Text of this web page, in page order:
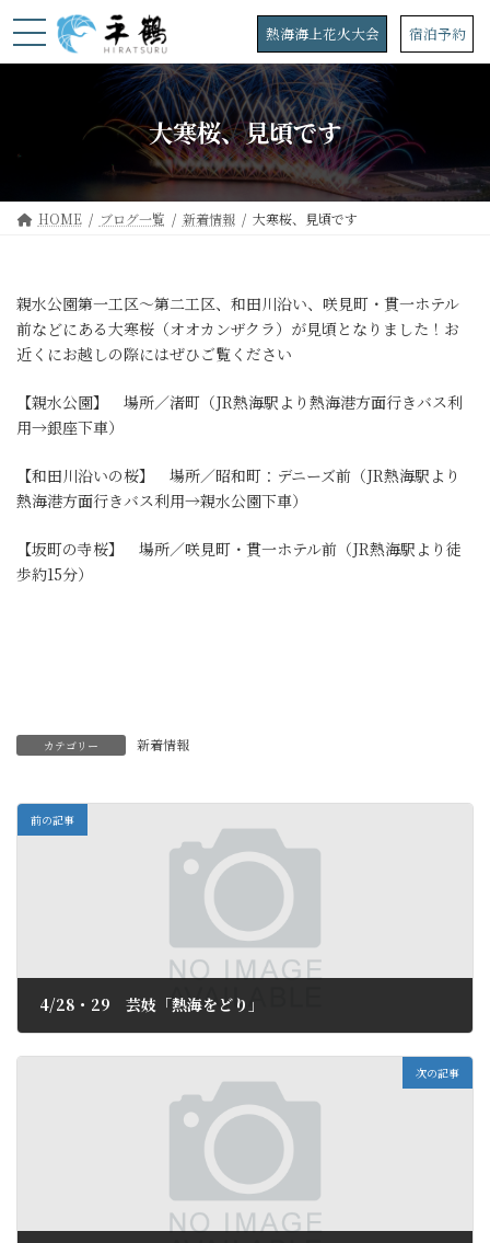
ン
プ
ビ
動
熱海海上花火大会 宿泊予約
大寒桜、見頃です
HOME ブログ一覧 新着情報 大寒桜、見頃です
親水公園第一工区～第二工区、和田川沿い、咲見町・貫一ホテル
前などにある大寒桜（オオカンザクラ）が見頃となりました！お
近くにお越しの際にはぜひご覧ください
【親水公園】 場所／渚町（JR熱海駅より熱海港方面行きバス利
用→銀座下車）
【和田川沿いの桜】 場所／昭和町：デニーズ前（JR熱海駅より
熱海港方面行きバス利用→親水公園下車）
【坂町の寺桜】 場所／咲見町・貫一ホテル前（JR熱海駅より徒
歩約15分）
カテゴリー 新着情報
前の記事
4/28・29 芸妓「熱海をどり」
次の記事